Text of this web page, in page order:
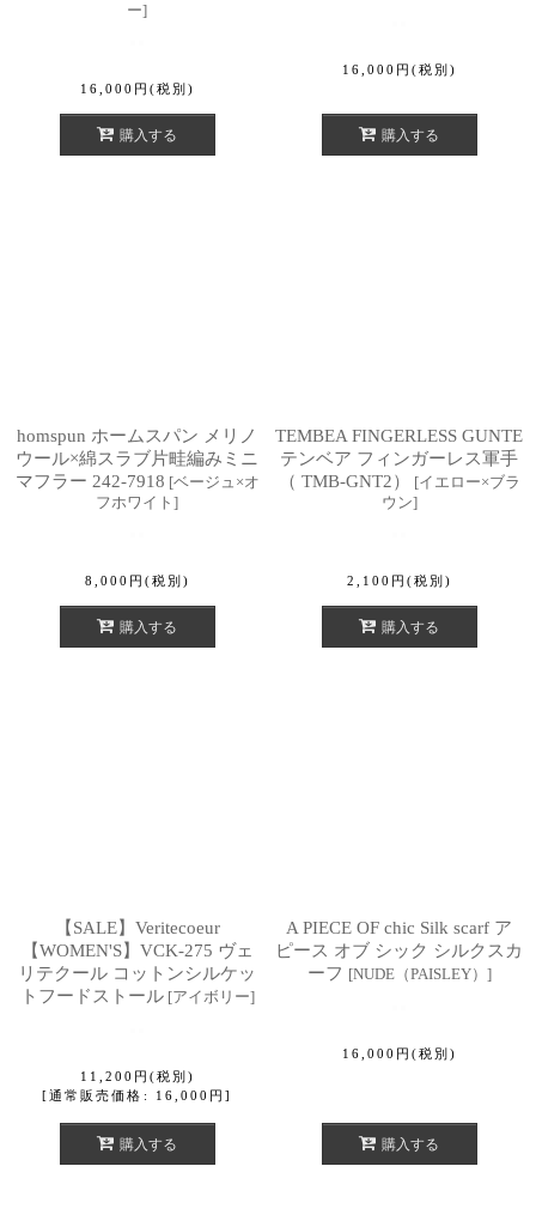
ー]
16,000 円 (税別)
購入する
16,000 円 (税別)
購入する
homspun ホームスパン メリノ
ウール×綿スラブ片畦編みミニ
マフラー 242-7918 [ベージュ×オ
フホワイト ]
8,000 円 (税別)
購入する
TEMBEA FINGERLESS GUNTE
テンベア フィンガーレス軍手
（ TMB-GNT2）
[イエロー×ブラ
ウン]
2,100 円 (税別)
購入する
【SALE】Veritecoeur
【WOMEN'S】VCK-275 ヴェ
リテクール コットンシルケッ
トフードストール [アイボリー]
11,200 円 (税別)
[通常販売価格 : 16,000 円 ]
購入する
A PIECE OF chic Silk scarf ア
ピース オブ シック シルクスカ
ーフ [NUDE（PAISLEY） ]
16,000 円 (税別)
購入する